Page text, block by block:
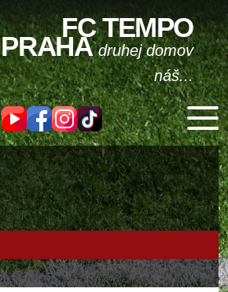
FC TEMPO
PRAHAdruhej domov
náš...